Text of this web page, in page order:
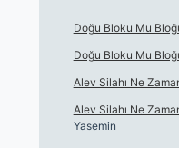
Doğu Bloku Mu
Doğu Bloku Mu
Alev Silahı Ne
Alev Silahı Ne
Yasemin